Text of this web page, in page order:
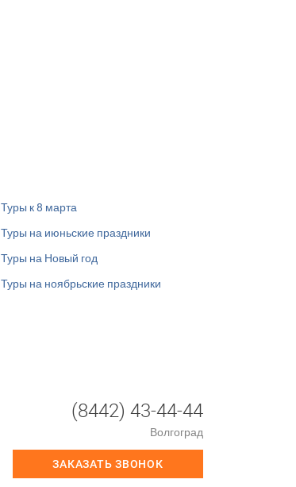
Туры к 8 марта
Туры на июньские праздники
Туры на Новый год
Туры на ноябрьские праздники
(8442) 43-44-44
Волгоград
ЗАКАЗАТЬ ЗВОНОК